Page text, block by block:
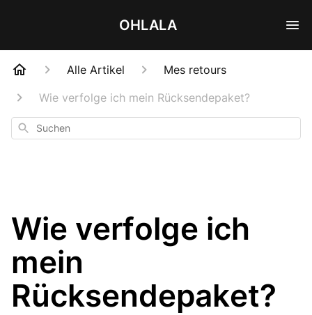
OHLALA
Alle Artikel
Mes retours
Wie verfolge ich mein Rücksendepaket?
Suchen
Wie verfolge ich
mein
Rücksendepaket?